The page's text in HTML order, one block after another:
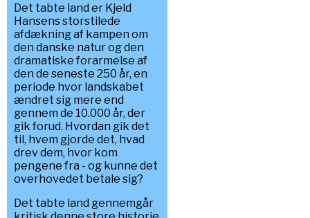
Det tabte land er Kjeld
Hansens storstilede
afdækning af kampen om
den danske natur og den
dramatiske forarmelse af
den de seneste 250 år, en
periode hvor landskabet
ændret sig mere end
gennem de 10.000 år, der
gik forud. Hvordan gik det
til, hvem gjorde det, hvad
drev dem, hvor kom
pengene fra - og kunne det
overhovedet betale sig?
Det tabte land gennemgår